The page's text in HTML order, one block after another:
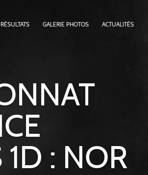
RÉSULTATS GALERIE PHOTOS ACTUALITÉS
1D : NOR